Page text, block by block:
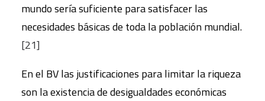
mundo sería suficiente para satisfacer las
necesidades básicas de toda la población mundial.
[21]
En el BV las justificaciones para limitar la riqueza
son la existencia de desigualdades económicas